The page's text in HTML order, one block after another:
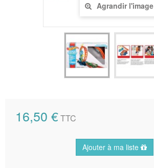
Agrandir l'image
16,50 €TTC
Ajouter à ma liste